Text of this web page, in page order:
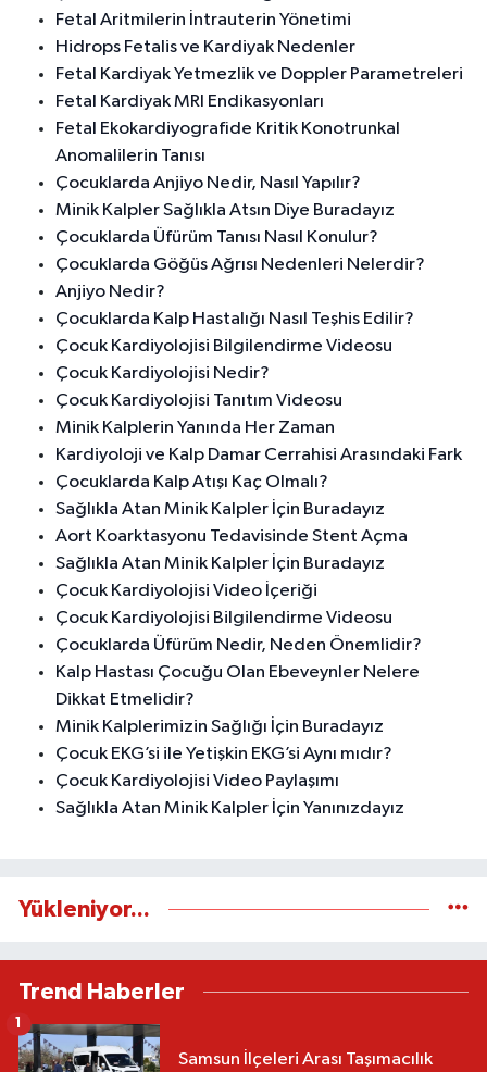
Fetal Aritmilerin İntrauterin Yönetimi
Hidrops Fetalis ve Kardiyak Nedenler
Fetal Kardiyak Yetmezlik ve Doppler Parametreleri
Fetal Kardiyak MRI Endikasyonları
Fetal Ekokardiyografide Kritik Konotrunkal
Anomalilerin Tanısı
Çocuklarda Anjiyo Nedir, Nasıl Yapılır?
Minik Kalpler Sağlıkla Atsın Diye Buradayız
Çocuklarda Üfürüm Tanısı Nasıl Konulur?
Çocuklarda Göğüs Ağrısı Nedenleri Nelerdir?
Anjiyo Nedir?
Çocuklarda Kalp Hastalığı Nasıl Teşhis Edilir?
Çocuk Kardiyolojisi Bilgilendirme Videosu
Çocuk Kardiyolojisi Nedir?
Çocuk Kardiyolojisi Tanıtım Videosu
Minik Kalplerin Yanında Her Zaman
Kardiyoloji ve Kalp Damar Cerrahisi Arasındaki Fark
Çocuklarda Kalp Atışı Kaç Olmalı?
Sağlıkla Atan Minik Kalpler İçin Buradayız
Aort Koarktasyonu Tedavisinde Stent Açma
Sağlıkla Atan Minik Kalpler İçin Buradayız
Çocuk Kardiyolojisi Video İçeriği
Çocuk Kardiyolojisi Bilgilendirme Videosu
Çocuklarda Üfürüm Nedir, Neden Önemlidir?
Kalp Hastası Çocuğu Olan Ebeveynler Nelere
Dikkat Etmelidir?
Minik Kalplerimizin Sağlığı İçin Buradayız
Çocuk EKG’si ile Yetişkin EKG’si Aynı mıdır?
Çocuk Kardiyolojisi Video Paylaşımı
Sağlıkla Atan Minik Kalpler İçin Yanınızdayız
Yükleniyor...
Trend Haberler
Samsun İlçeleri Arası Taşımacılık
1